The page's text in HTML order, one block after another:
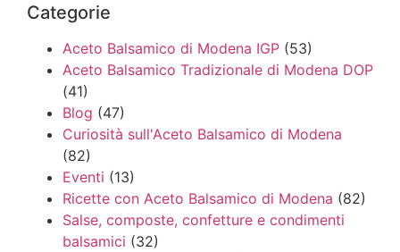
Categorie
Aceto Balsamico di Modena IGP (53)
Aceto Balsamico Tradizionale di Modena DOP
(41)
Blog (47)
Curiosità sull'Aceto Balsamico di Modena
(82)
Eventi (13)
Ricette con Aceto Balsamico di Modena (82)
Salse, composte, confetture e condimenti
balsamici (32)